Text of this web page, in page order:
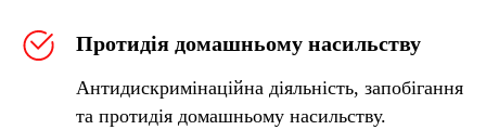
Протидія домашньому насильству
Антидискримінаційна діяльність, запобігання
та протидія домашньому насильству.